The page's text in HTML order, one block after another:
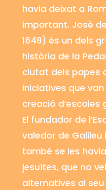
havia deixat a
important. José de
1648) és un dels
història de la
ciutat dels papes
iniciatives que
creació
El fundador de
valedor de Galileu
també se les
jesuïtes, que no
alternatives al